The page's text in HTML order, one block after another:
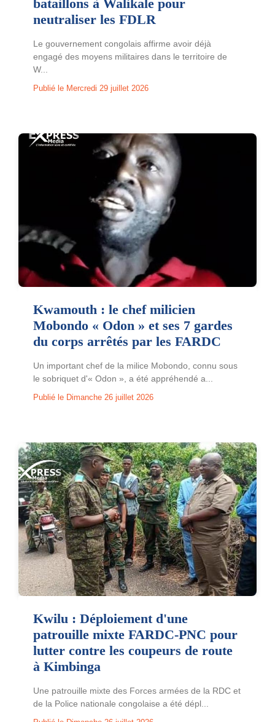
bataillons à Walikale pour
neutraliser les FDLR
Le gouvernement congolais affirme avoir déjà
engagé des moyens militaires dans le territoire de
W...
Publié le Mercredi 29 juillet 2026
Kwamouth : le chef milicien
Mobondo « Odon » et ses 7 gardes
du corps arrêtés par les FARDC
Un important chef de la milice Mobondo, connu sous
le sobriquet d'« Odon », a été appréhendé a...
Publié le Dimanche 26 juillet 2026
Kwilu : Déploiement d'une
patrouille mixte FARDC-PNC pour
lutter contre les coupeurs de route
à Kimbinga
Une patrouille mixte des Forces armées de la RDC et
de la Police nationale congolaise a été dépl...